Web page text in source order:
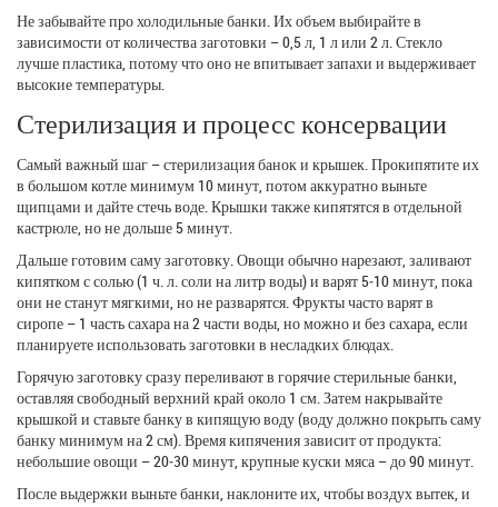
Не забывайте про холодильные банки. Их объем выбирайте в
зависимости от количества заготовки – 0,5 л, 1 л или 2 л. Стекло
лучше пластика, потому что оно не впитывает запахи и выдерживает
высокие температуры.
Стерилизация и процесс консервации
Самый важный шаг – стерилизация банок и крышек. Прокипятите их
в большом котле минимум 10 минут, потом аккуратно выньте
щипцами и дайте стечь воде. Крышки также кипятятся в отдельной
кастрюле, но не дольше 5 минут.
Дальше готовим саму заготовку. Овощи обычно нарезают, заливают
кипятком с солью (1 ч. л. соли на литр воды) и варят 5‑10 минут, пока
они не станут мягкими, но не разварятся. Фрукты часто варят в
сиропе – 1 часть сахара на 2 части воды, но можно и без сахара, если
планируете использовать заготовки в несладких блюдах.
Горячую заготовку сразу переливают в горячие стерильные банки,
оставляя свободный верхний край около 1 см. Затем накрывайте
крышкой и ставьте банку в кипящую воду (воду должно покрыть саму
банку минимум на 2 см). Время кипячения зависит от продукта:
небольшие овощи – 20‑30 минут, крупные куски мяса – до 90 минут.
После выдержки выньте банки, наклоните их, чтобы воздух вытек, и